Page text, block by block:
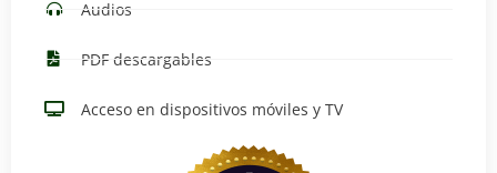
Audios
PDF descargables
Acceso en dispositivos móviles y TV